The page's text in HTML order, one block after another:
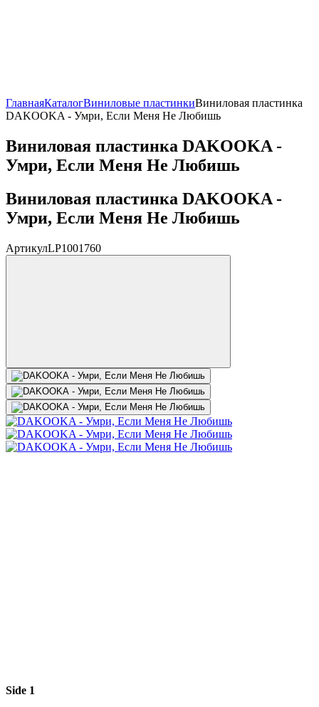
ГлавнаяКаталогВиниловые пластинкиВиниловая пластинка
DAKOOKA - Умри, Если Меня Не Любишь
Виниловая пластинка DAKOOKA -
Умри, Если Меня Не Любишь
Виниловая пластинка DAKOOKA -
Умри, Если Меня Не Любишь
АртикулLP1001760
Side 1